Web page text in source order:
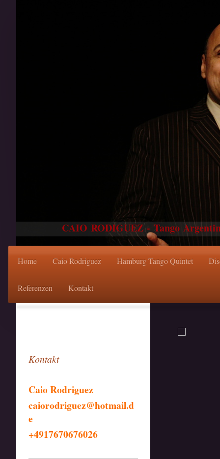
CAIO RODIGUEZ - Tango
Home Caio Rodriguez Hamburg Tango Quintet
Referenzen Kontakt
Kontakt
Caio Rodriguez
caiorodriguez@hotmail.d
e
+4917670676026